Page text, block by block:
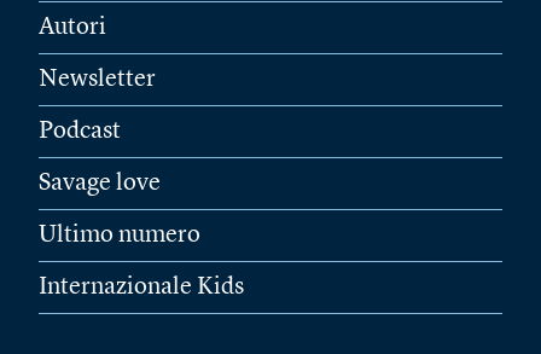
Autori
Newsletter
Podcast
Savage love
Ultimo numero
Internazionale Kids